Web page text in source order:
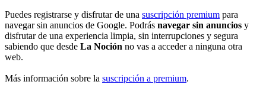
Puedes registrarse y disfrutar de una suscripción premium para
navegar sin anuncios de Google. Podrás navegar sin anuncios y
disfrutar de una experiencia limpia, sin interrupciones y segura
sabiendo que desde La Noción no vas a acceder a ninguna otra
web.
Más información sobre la suscripción a premium.